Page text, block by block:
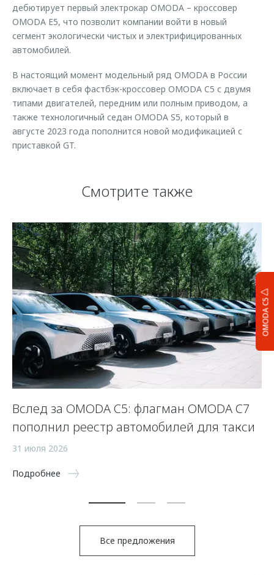
OMODA C5
дебютирует первый электрокар OMODA – кроссовер
OMODA E5, что позволит компании войти в новый
сегмент экологически чистых и электрифицированных
автомобилей.
В настоящий момент модельный ряд OMODA в России
включает в себя фастбэк-кроссовер OMODA C5 с двумя
типами двигателей, передним или полным приводом, а
также технологичный седан OMODA S5, который в
августе 2023 года пополнится новой модификацией с
приставкой GT.
Смотрите также
Вслед за OMODA C5: флагман OMODA C7
пополнил реестр автомобилей для такси
31 июля 2026
Подробнее
Все предложения